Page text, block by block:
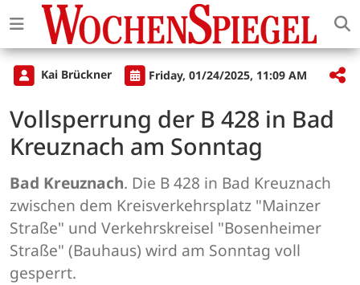
Kai Brückner Friday, 01/24/2025, 11:09 AM
Vollsperrung der B 428 in Bad
Kreuznach am Sonntag
Bad Kreuznach. Die B 428 in Bad Kreuznach
zwischen dem Kreisverkehrsplatz "Mainzer
Straße" und Verkehrskreisel "Bosenheimer
Straße" (Bauhaus) wird am Sonntag voll
gesperrt.